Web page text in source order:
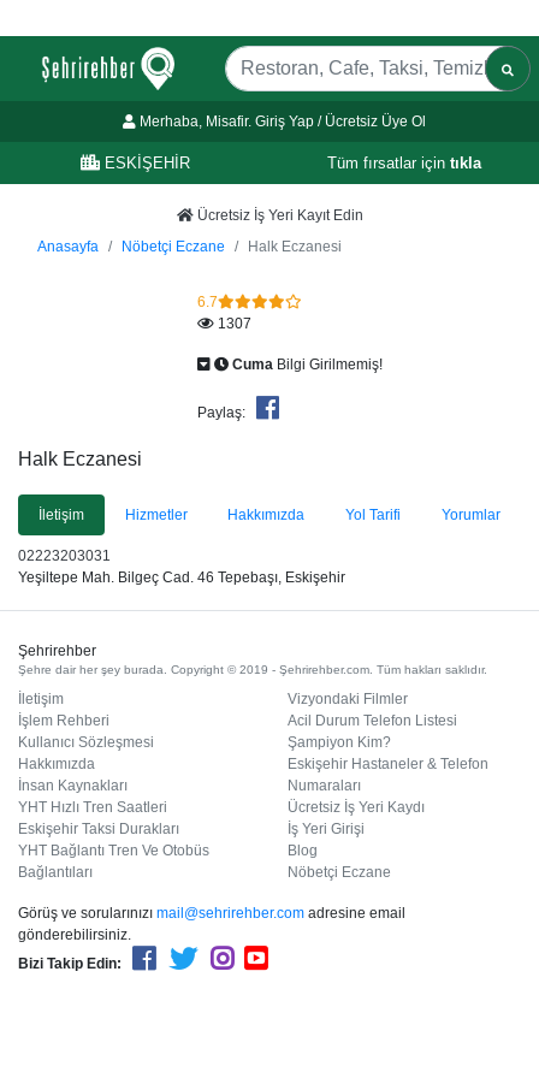
Merhaba, Misafir. Giriş Yap / Ücretsiz Üye Ol
ESKİŞEHİR Tüm fırsatlar için tıkla
Ücretsiz İş Yeri Kayıt Edin
Anasayfa
Nöbetçi Eczane Halk Eczanesi
6.7
1307
Cuma Bilgi Girilmemiş!
Paylaş:
Halk Eczanesi
İletişim Hizmetler Hakkımızda Yol Tarifi Yorumlar
02223203031
Yeşiltepe Mah. Bilgeç Cad. 46 Tepebaşı, Eskişehir
Şehrirehber
Şehre dair her şey burada. Copyright © 2019 - Şehrirehber.com. Tüm hakları saklıdır.
İletişim
İşlem Rehberi
Kullanıcı Sözleşmesi
Hakkımızda
İnsan Kaynakları
YHT Hızlı Tren Saatleri
Eskişehir Taksi Durakları
YHT Bağlantı Tren Ve Otobüs
Bağlantıları
Vizyondaki Filmler
Acil Durum Telefon Listesi
Şampiyon Kim?
Eskişehir Hastaneler & Telefon
Numaraları
Ücretsiz İş Yeri Kaydı
İş Yeri Girişi
Blog
Nöbetçi Eczane
Görüş ve sorularınızı mail@sehrirehber.com adresine email
gönderebilirsiniz.
Bizi Takip Edin: